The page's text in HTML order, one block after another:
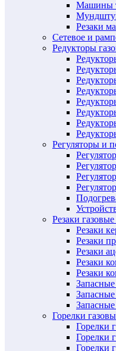
Машины
Резаки
Сетевое и
Редукторы
Регуляторы и
Резаки
Резаки
Резаки
Резаки
Резаки
Резаки
Горелки
Горелки
Горелки
Горелки